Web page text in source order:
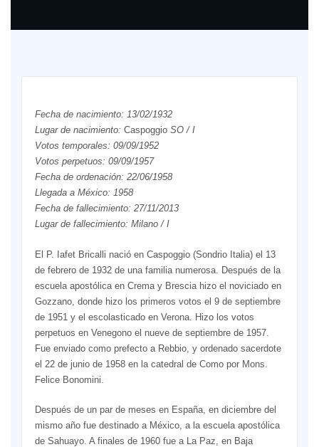
Fecha de nacimiento: 13/02/1932
Lugar de nacimiento: CaspoggioSO / I
Votos temporales: 09/09/1952
Votos perpetuos: 09/09/1957
Fecha de ordenación: 22/06/1958
Llegada a México: 1958
Fecha de fallecimiento: 27/11/2013
Lugar de fallecimiento: Milano / I
El P. Iafet Bricalli nació en Caspoggio (Sondrio Italia) el 13
de febrero de 1932 de una familia numerosa. Después de la
escuela apostólica en Crema y Brescia hizo el noviciado en
Gozzano, donde hizo los primeros votos el 9 de septiembre
de 1951 y el escolasticado en Verona. Hizo los votos
perpetuos en Venegono el nueve de septiembre de 1957.
Fue enviado como prefecto a Rebbio, y ordenado sacerdote
el 22 de junio de 1958 en la catedral de Como por Mons.
Felice Bonomini.
Después de un par de meses en España, en diciembre del
mismo año fue destinado a México, a la escuela apostólica
de Sahuayo. A finales de 1960 fue a La Paz, en Baja